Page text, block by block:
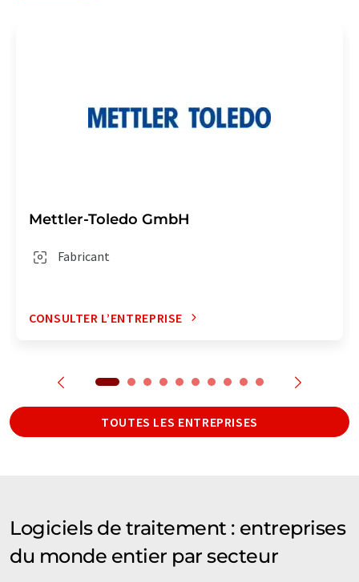
Mettler-Toledo GmbH
Fabricant
CONSULTER L’ENTREPRISE
TOUTES LES ENTREPRISES
Logiciels de traitement : entreprises
du monde entier par secteur